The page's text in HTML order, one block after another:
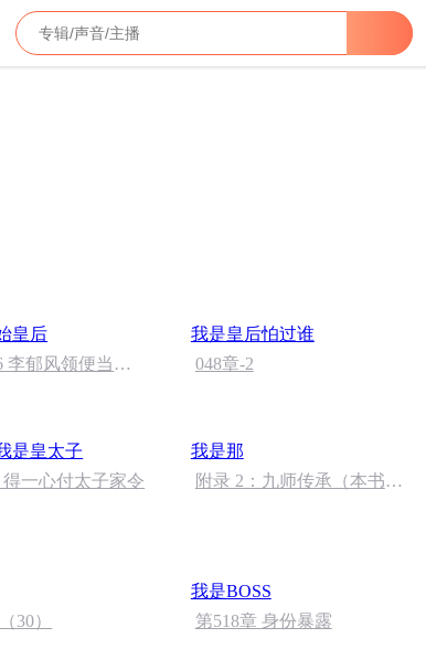
皇后
李郁风领便当
我是皇后怕过谁
048章-2
是皇太子
一心付太子家令
我是那
附录 2：九师传承（本书
30）
我是BOSS
第518章 身份暴露